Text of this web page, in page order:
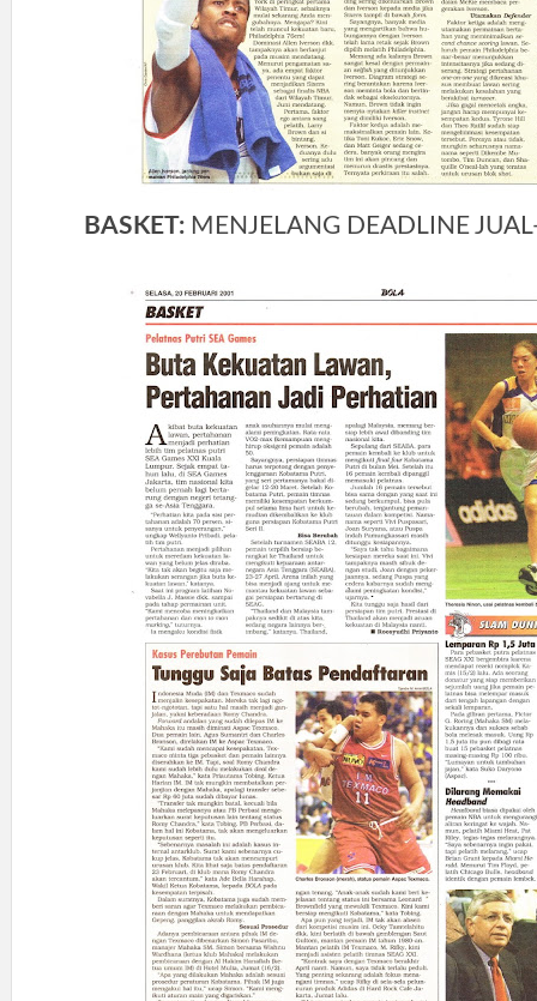
BASKET:MENJELANG DEADLINE